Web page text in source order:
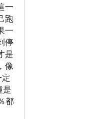
一
跑
一
停
是
像
是
都